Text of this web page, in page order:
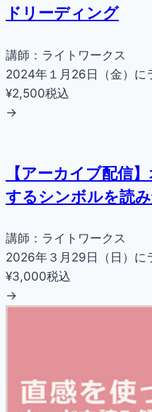
ドリーディング
講師：ライトワークス
2024年１月26日（金）に
¥2,500税込
→
【アーカイブ配信
するシンボルを読み
講師：ライトワークス
2026年３月29日（日）に
¥3,000税込
→